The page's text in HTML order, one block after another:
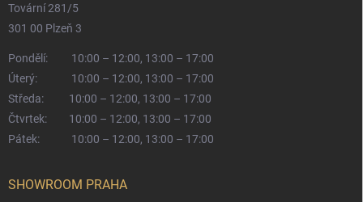
Tovární 281/5
301 00 Plzeň 3
Pondělí:
10:00 – 12:00, 13:00 – 17:00
Úterý:
10:00 – 12:00, 13:00 – 17:00
Středa:
10:00 – 12:00, 13:00 – 17:00
Čtvrtek:
10:00 – 12:00, 13:00 – 17:00
Pátek:
10:00 – 12:00, 13:00 – 17:00
SHOWROOM PRAHA